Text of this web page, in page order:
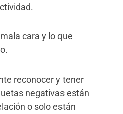
cara y lo que
reconocer y tener
negativas están
o solo están